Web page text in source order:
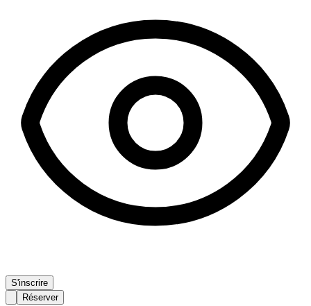
S'inscrire
Réserver